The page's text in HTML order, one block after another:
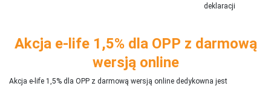
deklaracji
Akcja e-life 1,5% dla OPP z darmową
wersją online
Akcja e-life 1,5% dla OPP z darmową wersją online dedykowna jest